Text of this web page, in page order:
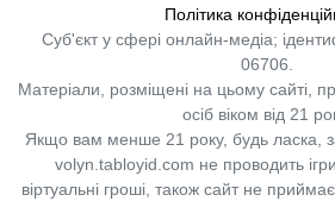
Політика
Суб'єкт у сфері онлайн-медіа;
06706.
Матеріали, розміщені на цьому сайті,
осіб віком від 21
Якщо вам менше 21 року, будь ласка,
volyn.tabloyid.com не проводить
віртуальні гроші, також сайт не